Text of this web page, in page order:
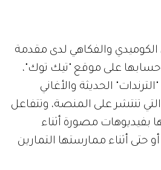
والفكاهي لدى مقدمة
حسابها على موقع "تيك توك"،
الحديثة والأغاني
تنتشر على المنصة، وتتفاعل
بفيديوهات مصورة أثناء
حتى أثناء ممارستها التمارين